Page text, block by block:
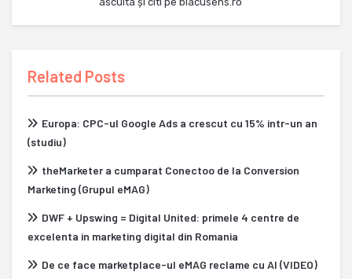
Related Posts
Europa: CPC-ul Google Ads a crescut cu 15% intr-un an
(studiu)
theMarketer a cumparat Conectoo de la Conversion
Marketing (Grupul eMAG)
DWF + Upswing = Digital United: primele 4 centre de
excelenta in marketing digital din Romania
De ce face marketplace-ul eMAG reclame cu AI (VIDEO)